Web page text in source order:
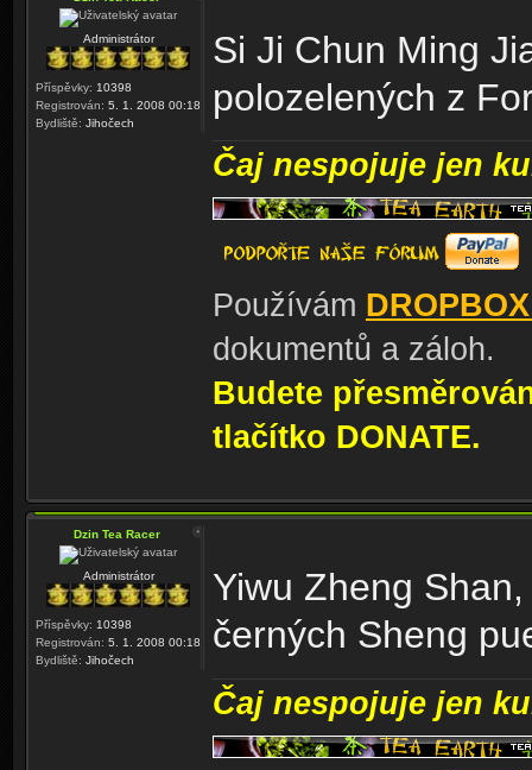
Administrátor
Příspěvky: 10398
Registrován: 5. 1. 2008 00:18
Bydliště: Jihočech
Si Ji Chun Ming
polozelených z
Čaj nespojuje jen
Používám
dokumentů a záloh.
Budete
tlačítko DONATE.
Dzin Tea Racer
Administrátor
Příspěvky: 10398
Registrován: 5. 1. 2008 00:18
Bydliště: Jihočech
Yiwu Zheng
černých Sheng
Čaj nespojuje jen